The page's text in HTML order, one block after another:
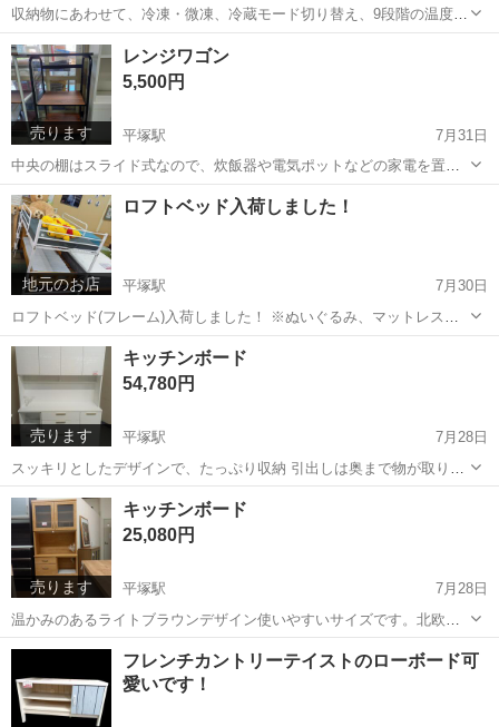
収納物にあわせて、冷凍・微凍、冷蔵モード切り替え、9段階の温度設
定が可能な冷凍庫です。 シャープ 2023年製 フジシロリサイクル平
塚店でお待ちしております。
神奈川 平塚市
売ります
レンジワゴン
5,500円
平塚駅
7月31日
中央の棚はスライド式なので、炊飯器や電気ポットなどの家電を置く
のに便利です。 サイズ:W51.5×D38.5×H89 フジシロリサイクル平塚店
でお待ちしております。
神奈川 平塚市 平塚駅 収納家具 ワゴン
地元のお店
ロフトベッド入荷しました！
平塚駅
7月30日
ロフトベッド(フレーム)入荷しました！ ※ぬいぐるみ、マットレスな
どフレーム以外は別売です。 税込10,780円 フジシロリサイクル平塚店
神奈川 平塚市 リサイクルショップ
売ります
キッチンボード
54,780円
平塚駅
7月28日
スッキリとしたデザインで、たっぷり収納 引出しは奥まで物が取り出
しやすいフルオープンレール式 サイズ:W140×D43×H190
神奈川 平塚市 収納家具
売ります
キッチンボード
25,080円
平塚駅
7月28日
温かみのあるライトブラウンデザイン使いやすいサイズです。北欧風
やカントリー調のインテリアと相性抜群です。 サイ
ズ:W80×D40×H180
神奈川 平塚市 収納家具 カントリー
フレンチカントリーテイストのローボード可
愛いです！